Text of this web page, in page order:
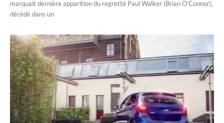
marquait dernière apparition du regretté Paul Walker (Brian O’Connor),
décédé dans un